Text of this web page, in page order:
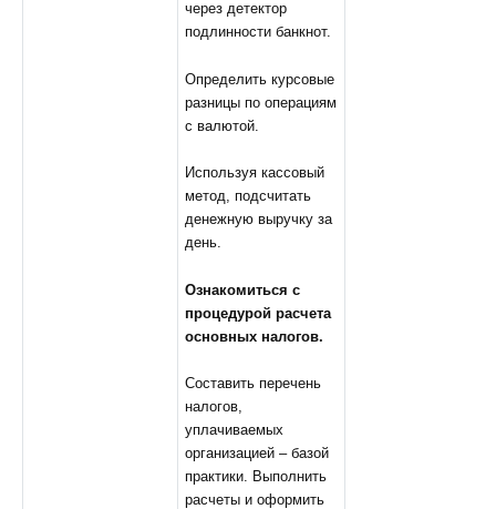
через детектор
подлинности банкнот.
Определить курсовые
разницы по операциям
с валютой.
Используя кассовый
метод, подсчитать
денежную выручку за
день.
Ознакомиться с
процедурой расчета
основных налогов.
Составить перечень
налогов,
уплачиваемых
организацией – базой
практики. Выполнить
расчеты и оформить